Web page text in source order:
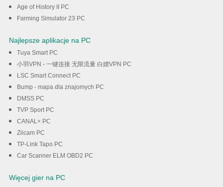
Age of History II PC
Farming Simulator 23 PC
Najlepsze aplikacje na PC
Tuya Smart PC
小羽VPN - 一键连接 无限流量 白嫖VPN PC
LSC Smart Connect PC
Bump - mapa dla znajomych PC
DMSS PC
TVP Sport PC
CANAL+ PC
Ziicam PC
TP-Link Tapo PC
Car Scanner ELM OBD2 PC
Więcej gier na PC